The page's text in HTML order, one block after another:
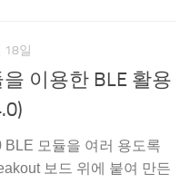
18일
이용한 BLE 활용
BLE 모듈을 여러 용도록
보드 위에 붙여 만든